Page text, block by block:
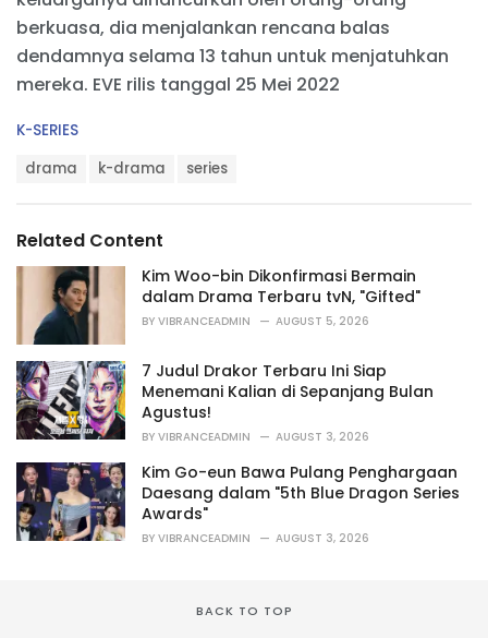
berkuasa, dia menjalankan rencana balas
dendamnya selama 13 tahun untuk menjatuhkan
mereka. EVE rilis tanggal 25 Mei 2022
C
r
i
K-SERIES
:
drama k-drama series
Related Content
Kim Woo-bin Dikonfirmasi Bermain
dalam Drama Terbaru tvN, "Gifted"
BY VIBRANCEADMIN AUGUST 5, 2026
7 Judul Drakor Terbaru Ini Siap
Menemani Kalian di Sepanjang Bulan
Agustus!
BY VIBRANCEADMIN AUGUST 3, 2026
Kim Go-eun Bawa Pulang Penghargaan
Daesang dalam "5th Blue Dragon Series
Awards"
BY VIBRANCEADMIN AUGUST 3, 2026
BACK TO TOP